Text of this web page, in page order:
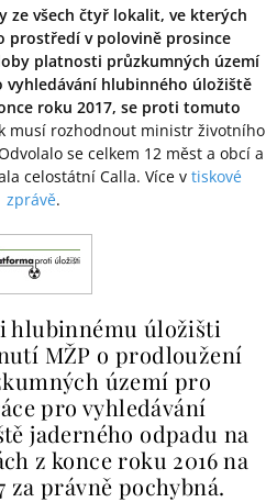
ze všech čtyř lokalit, ve kterých
prostředí v polovině prosince
platnosti průzkumných území
vyhledávání hlubinného úložiště
roku 2017, se proti tomuto
musí rozhodnout ministr životního
se celkem 12 měst a obcí a
celostátní Calla. Více v tiskové
zprávě.
hlubinnému úložišti
MŽP o prodloužení
území pro
pro vyhledávání
jaderného odpadu na
z konce roku 2016 na
za právně pochybná.